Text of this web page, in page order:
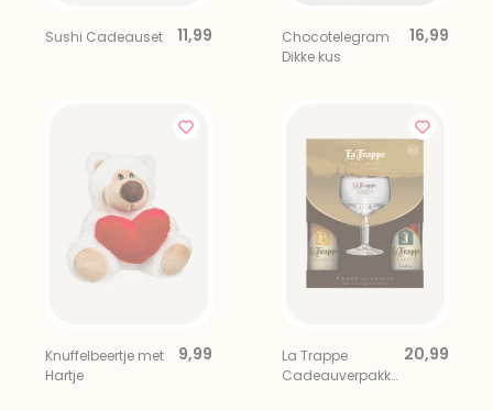
Sushi Cadeauset 11,99
Chocotelegram
Dikke kus
16,99
Knuffelbeertje met
Hartje
9,99
La Trappe
Cadeauverpakki
20,99